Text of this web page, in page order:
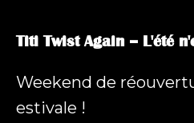
Nom
Titi Twist Again – L'été
Weekend de
estivale !